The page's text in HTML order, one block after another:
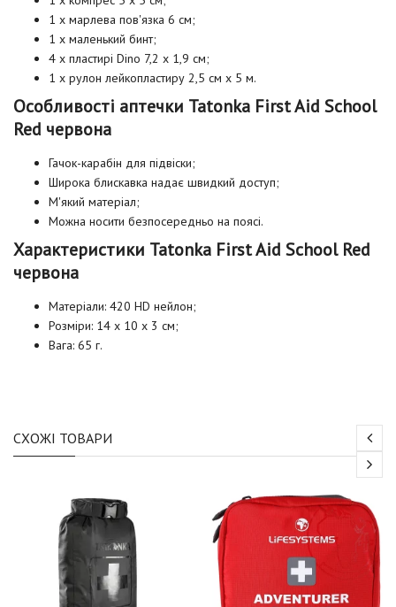
1 x марлева пов'язка 6 см;
1 x маленький бинт;
4 х пластирі Dino 7,2 х 1,9 см;
1 х рулон лейкопластиру 2,5 см х 5 м.
Особливості аптечки Tatonka First Aid School
Red червона
Гачок-карабін для підвіски;
Широка блискавка надає швидкий доступ;
М'який матеріал;
Можна носити безпосередньо на поясі.
Характеристики Tatonka First Aid School Red
червона
Матеріали: 420 HD нейлон;
Розміри: 14 х 10 х 3 см;
Вага: 65 г.
СХОЖІ ТОВАРИ